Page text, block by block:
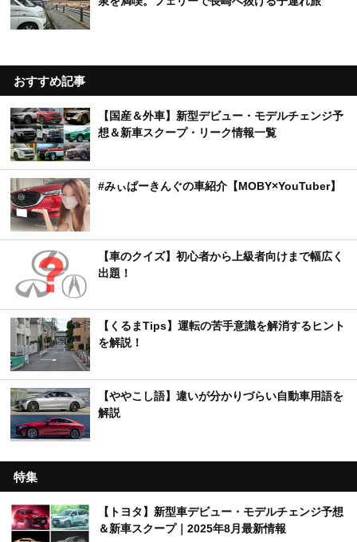
おすすめ記事
【国産＆外車】新型デビュー・モデルチェンジ予
想＆新車スクープ・リーク情報一覧
#みぃぱーきんぐの車紹介【MOBY×YouTuber】
【車のクイズ】初心者から上級者向けまで幅広く
出題！
【くるまTips】運転の苦手意識を解消するヒント
を解説！
【ややこし語】違いが分かりづらい自動車用語を
解説
特集
【トヨタ】新型車デビュー・モデルチェンジ予想
＆新車スクープ｜2025年8月最新情報